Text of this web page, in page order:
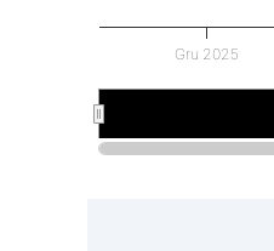
Gru 2025